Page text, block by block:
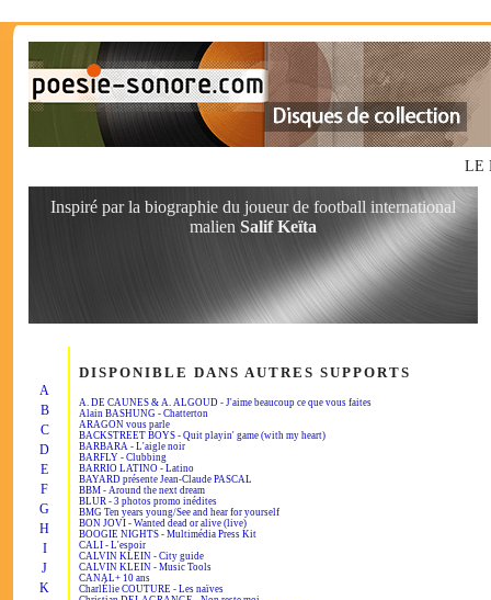
LE
Inspiré par la biographie du joueur de football international
malien Salif Keïta
A
B
C
D
E
F
G
H
I
J
K
DISPONIBLE DANS AUTRES SUPPORTS
A. DE CAUNES & A. ALGOUD - J'aime beaucoup ce que vous faites
Alain BASHUNG - Chatterton
ARAGON vous parle
BACKSTREET BOYS - Quit playin' game (with my heart)
BARBARA - L'aigle noir
BARFLY - Clubbing
BARRIO LATINO - Latino
BAYARD présente Jean-Claude PASCAL
BBM - Around the next dream
BLUR - 3 photos promo inédites
BMG Ten years young/See and hear for yourself
BON JOVI - Wanted dead or alive (live)
BOOGIE NIGHTS - Multimédia Press Kit
CALI - L'espoir
CALVIN KLEIN - City guide
CALVIN KLEIN - Music Tools
CANAL+ 10 ans
CharlÉlie COUTURE - Les naïves